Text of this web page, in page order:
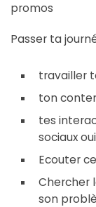
promos
Passer ta
travailler
ton
tes
sociaux
Ecouter
Chercher
son